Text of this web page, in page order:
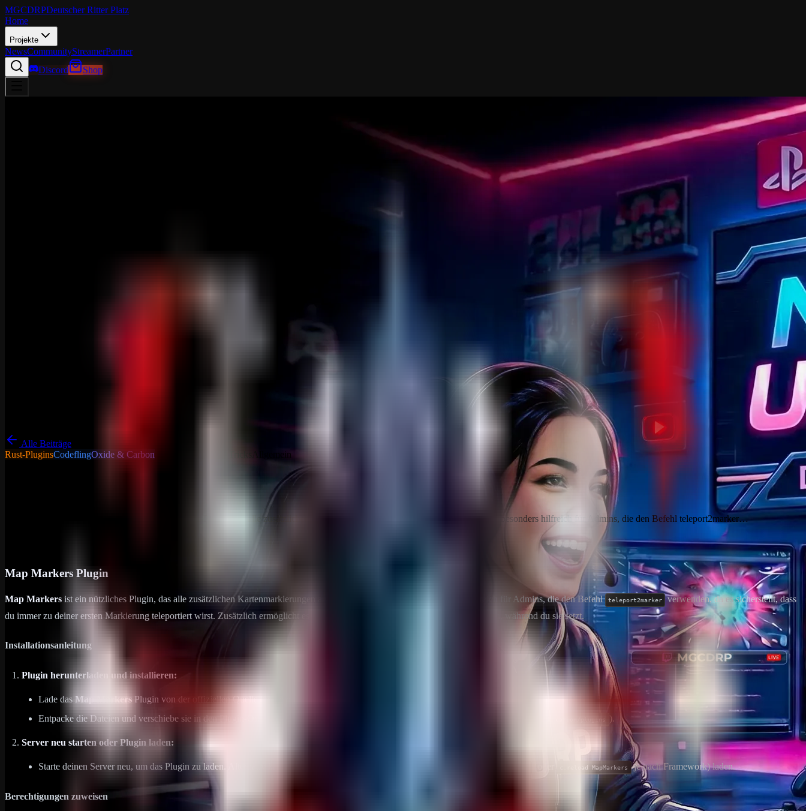
MGCDRPDeutscher Ritter Platz
Home
Projekte
NewsCommunityStreamerPartner
Discord
Shop
Alle Beiträge
Rust-PluginsCodeflingOxide & Carbon Allgemein
Map Markers Plugin Map Markers ist ein nützliches Plugin, das alle zusätzlichen Kartenmarkierungen auf der Karte entfernt. Es ist besonders hilfreich für Admins, die den Befehl teleport2marker…
Map Markers Plugin
Map Markers ist ein nützliches Plugin, das alle zusätzlichen Kartenmarkierungen auf der Karte entfernt. Es ist besonders hilfreich für Admins, die den Befehl teleport2marker verwenden, da es sicherstellt, dass
du immer zu deiner ersten Markierung teleportiert wirst. Zusätzlich ermöglicht es dir, direkt zu Kartenmarkierungen zu teleportieren, während du sie setzt.
Installationsanleitung
Plugin herunterladen und installieren:
Lade das Map Markers Plugin von der offiziellen Quelle herunter.
Entpacke die Dateien und verschiebe sie in den Plugin-Ordner deines Game-Servers (normalerweise im Verzeichnis
carbon/plugins ).
Server neu starten oder Plugin laden:
Starte deinen Server neu, um das Plugin zu laden. Alternativ kannst du das Plugin im Spiel mit dem Befehl c.reload MapMarkers je nach Framework) laden.
Berechtigungen zuweisen